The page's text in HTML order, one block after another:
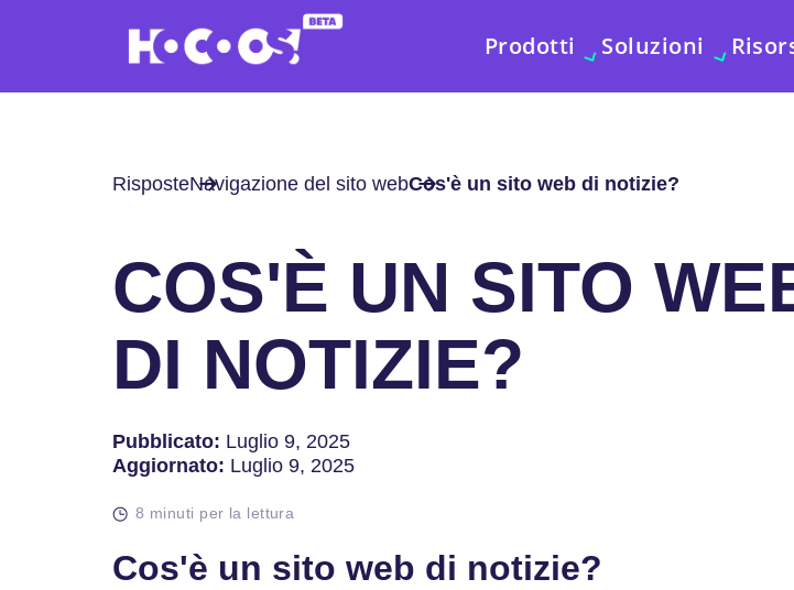
Prodotti Soluzioni
RisposteNavigazione del sito webCos'è un sito web di notizie?
COS'È UN SITO
DI NOTIZIE?
Pubblicato: Luglio 9, 2025
Aggiornato: Luglio 9, 2025
8 minuti per la lettura
Cos'è un sito web di notizie?